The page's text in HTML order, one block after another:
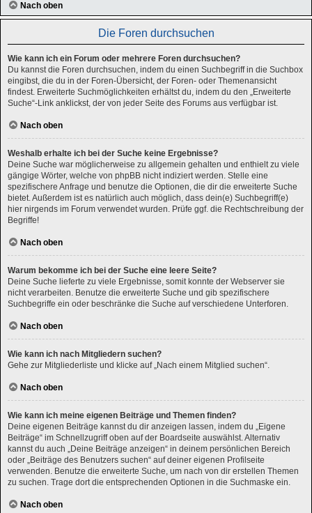
Nach oben
Die Foren durchsuchen
Wie kann ich ein Forum oder mehrere Foren durchsuchen?
Du kannst die Foren durchsuchen, indem du einen Suchbegriff in die Suchbox
eingibst, die du in der Foren-Übersicht, der Foren- oder Themenansicht
findest. Erweiterte Suchmöglichkeiten erhältst du, indem du den „Erweiterte
Suche“-Link anklickst, der von jeder Seite des Forums aus verfügbar ist.
Nach oben
Weshalb erhalte ich bei der Suche keine Ergebnisse?
Deine Suche war möglicherweise zu allgemein gehalten und enthielt zu viele
gängige Wörter, welche von phpBB nicht indiziert werden. Stelle eine
spezifischere Anfrage und benutze die Optionen, die dir die erweiterte Suche
bietet. Außerdem ist es natürlich auch möglich, dass dein(e) Suchbegriff(e)
hier nirgends im Forum verwendet wurden. Prüfe ggf. die Rechtschreibung der
Begriffe!
Nach oben
Warum bekomme ich bei der Suche eine leere Seite?
Deine Suche lieferte zu viele Ergebnisse, somit konnte der Webserver sie
nicht verarbeiten. Benutze die erweiterte Suche und gib spezifischere
Suchbegriffe ein oder beschränke die Suche auf verschiedene Unterforen.
Nach oben
Wie kann ich nach Mitgliedern suchen?
Gehe zur Mitgliederliste und klicke auf „Nach einem Mitglied suchen“.
Nach oben
Wie kann ich meine eigenen Beiträge und Themen finden?
Deine eigenen Beiträge kannst du dir anzeigen lassen, indem du „Eigene
Beiträge“ im Schnellzugriff oben auf der Boardseite auswählst. Alternativ
kannst du auch „Deine Beiträge anzeigen“ in deinem persönlichen Bereich
oder „Beiträge des Benutzers suchen“ auf deiner eigenen Profilseite
verwenden. Benutze die erweiterte Suche, um nach von dir erstellen Themen
zu suchen. Trage dort die entsprechenden Optionen in die Suchmaske ein.
Nach oben